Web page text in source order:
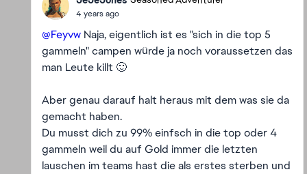
4 years ago
@Feyvw Naja, eigentlich ist es "sich in die top 5
gammeln" campen würde ja noch voraussetzen das
man Leute killt 🙂
Aber genau darauf halt heraus mit dem was sie da
gemacht haben.
Du musst dich zu 99% einfsch in die top oder 4
gammeln weil du auf Gold immer die letzten
lauschen im teams hast die als erstes sterben und